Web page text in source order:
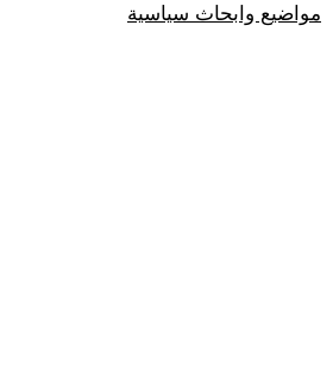
مواضيع وابحاث سياسية